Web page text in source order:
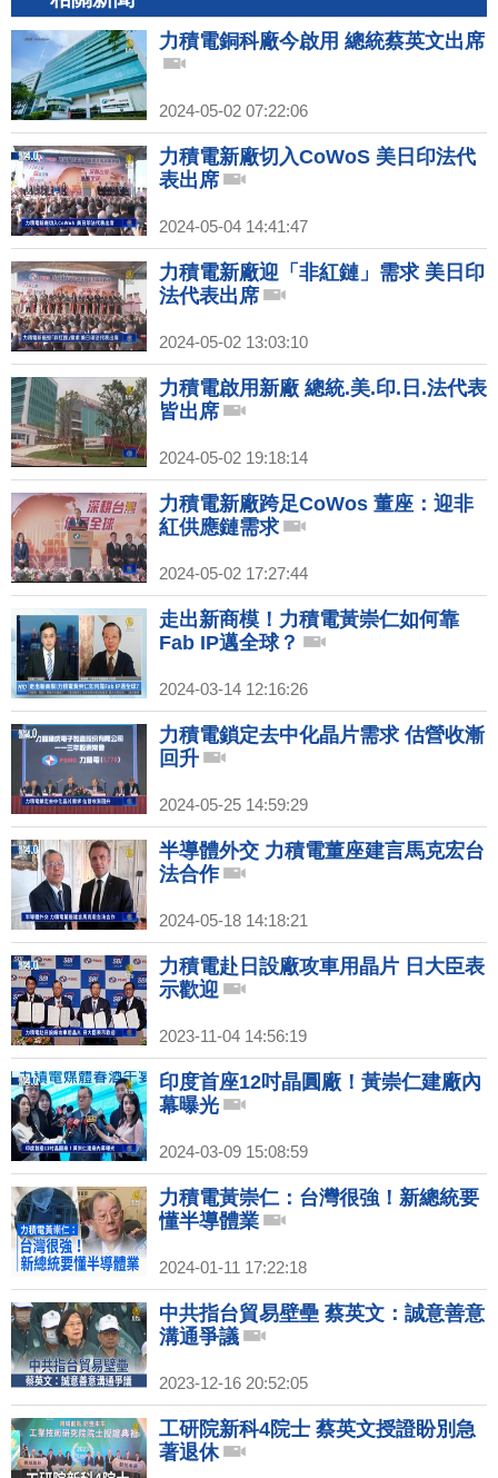
力積電銅科廠今啟用 總統蔡英文出席
2024-05-02 07:22:06
力積電新廠切入CoWoS 美日印法代
表出席
2024-05-04 14:41:47
力積電新廠迎「非紅鏈」需求 美日印
法代表出席
2024-05-02 13:03:10
力積電啟用新廠 總統.美.印.日.法代表
皆出席
2024-05-02 19:18:14
力積電新廠跨足CoWos 董座：迎非
紅供應鏈需求
2024-05-02 17:27:44
走出新商模！力積電黃崇仁如何靠
Fab IP邁全球？
2024-03-14 12:16:26
力積電鎖定去中化晶片需求 估營收漸
回升
2024-05-25 14:59:29
半導體外交 力積電董座建言馬克宏台
法合作
2024-05-18 14:18:21
力積電赴日設廠攻車用晶片 日大臣表
示歡迎
2023-11-04 14:56:19
印度首座12吋晶圓廠！黃崇仁建廠內
幕曝光
2024-03-09 15:08:59
力積電黃崇仁：台灣很強！新總統要
懂半導體業
2024-01-11 17:22:18
中共指台貿易壁壘 蔡英文：誠意善意
溝通爭議
2023-12-16 20:52:05
工研院新科4院士 蔡英文授證盼別急
著退休